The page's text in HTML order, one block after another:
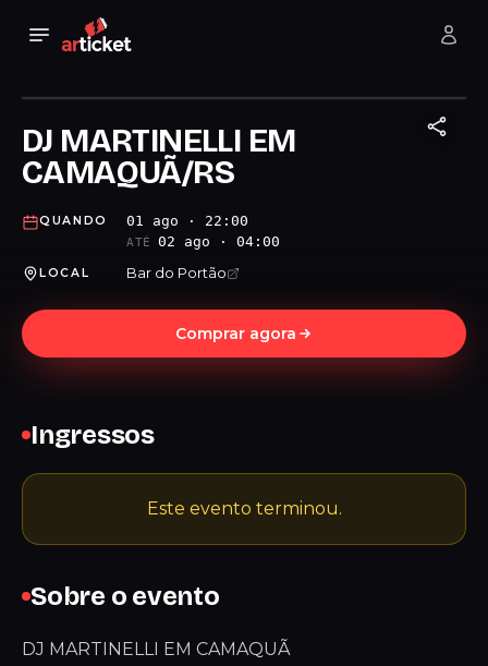
DJ MARTINELLI EM
CAMAQUÃ/RS
QUANDO 01 ago · 22:00
ATÉ 02 ago · 04:00
LOCAL Bar do Portão
Comprar agora
Sobre o evento
DJ MARTINELLI EM CAMAQUÃ
Ingressos
Este evento terminou.